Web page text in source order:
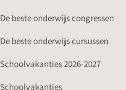
De beste onderwijs congressen
De beste onderwijs cursussen
Schoolvakanties 2026-2027
Schoolvakanties